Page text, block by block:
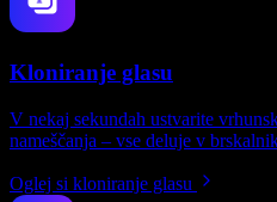
Kloniranje glasu
V nekaj sekundah ustvarite
nameščanja – vse deluje v
Oglej si kloniranje glasu